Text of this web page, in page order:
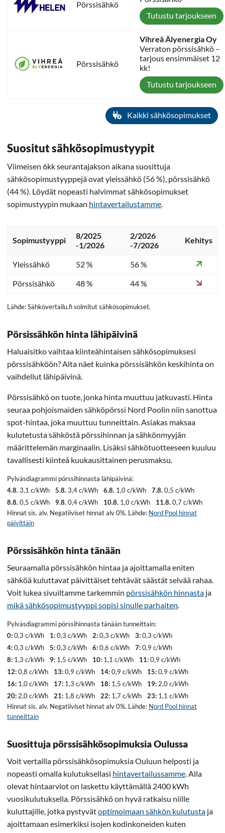
Pörssisähkö
Tutustu tarjoukseen
Pörssisähkö
Vihreä Älyenergia Oy
Verraton pörssisähkö –
tarjous ensimmäiset 12
kk!
Tutustu tarjoukseen
Kaikki sähkösopimukset
Suositut sähkösopimustyypit
Viimeisen 6kk seurantajakson aikana suosittuja
sähkösopimustyyppejä ovat yleissähkö (56 %), pörssisähkö
(44 %). Löydät nopeasti halvimmat sähkösopimukset
sopimustyypin mukaan hintavertailustamme
Sopimustyyppi
8/2025
-1/2026
2/2026
-7/2026
Kehitys
Yleissähkö 52 %
56 %
Pörssisähkö
48 % 44 %
Lähde: Sähkövertailu.fi solmitut sähkösopimukset.
Pörsissähkön hinta lähipäivinä
Haluaisitko vaihtaa kiinteähintaisen sähkösopimuksesi
pörssisähköön? Alta näet kuinka pörssisähkön keskihinta on
vaihdellut lähipäivinä.
Pörssisähkö on tuote, jonka hinta muuttuu jatkuvasti. Hinta
seuraa pohjoismaiden sähköpörssi Nord Poolin niin sanottua
spot-hintaa, joka muuttuu tunneittain. Asiakas maksaa
kulutetusta sähköstä pörssihinnan ja sähkönmyyjän
määrittelemän marginaalin. Lisäksi sähkötuotteeseen kuuluu
tavallisesti kiinteä kuukausittainen perusmaksu.
Pylväsdiagrammi pörssihinnasta lähipäivinä:
4.8.3,1 c/kWh 5.8.3,4 c/kWh 6.8. 1,0 c/kWh 7.8.0,5 c/kWh
8.8.0,5 c/kWh 9.8.0,4 c/kWh 10.8. 1,0 c/kWh 11.8.0,7 c/kWh
Hinnat sis. alv. Negatiiviset hinnat alv 0%. Lähde: Nord Pool hinnat
päivittäin
Pörssisähkön hinta tänään
Seuraamalla pörssisähkön hintaa ja ajoittamalla eniten
sähköä kuluttavat päivittäiset tehtävät säästät selvää rahaa.
Voit lukea sivuiltamme tarkemmin pörssisähkön hinnasta ja
mikä sähkösopimustyyppi sopisi sinulle parhaiten
Pylväsdiagrammi pörssihinnasta tänään tunneittain:
0:0,3 c/kWh 1:0,3 c/kWh 2:0,3 c/kWh 3:0,3 c/kWh
4:0,3 c/kWh 5:0,3 c/kWh 6:0,6 c/kWh 7:0,9 c/kWh
8: 1,3 c/kWh 9: 1,5 c/kWh 10: 1,1 c/kWh 11:0,9 c/kWh
12:0,8 c/kWh 13:0,9 c/kWh 14:0,9 c/kWh 15:0,9 c/kWh
16: 1,0 c/kWh 17: 1,3 c/kWh 18: 1,5 c/kWh 19: 2,0 c/kWh
20: 2,0 c/kWh 21: 1,8 c/kWh 22: 1,7 c/kWh 23: 1,1 c/kWh
Hinnat sis. alv. Negatiiviset hinnat alv 0%. Lähde: Nord Pool hinnat
tunneittain
Suosittuja pörssisähkösopimuksia Oulussa
Voit vertailla pörssisähkösopimuksia Ouluun helposti ja
nopeasti omalla kulutuksellasi hintavertailussamme . Alla
olevat hintaarviot on laskettu käyttämällä 2400 kWh
vuosikulutuksella. Pörssisähkö on hyvä ratkaisu niille
kuluttajille, jotka pystyvätoptimoimaan sähkön kulutusta ja
ajoittamaan esimerkiksi isojen kodinkoneiden kuten